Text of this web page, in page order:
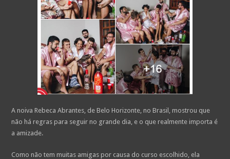
A noiva Rebeca Abrantes, de Belo Horizonte, no Brasil, mostrou que
não há regras para seguir no grande dia, e o que realmente importa é
a amizade.
Como não tem muitas amigas por causa do curso escolhido, ela